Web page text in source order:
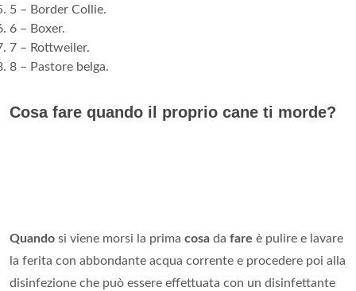
5 – Border Collie.
6 – Boxer.
7 – Rottweiler.
8 – Pastore belga.
Cosa fare quando il proprio cane ti morde?
Quando si viene morsi la prima cosa da fare è pulire e lavare
la ferita con abbondante acqua corrente e procedere poi alla
disinfezione che può essere effettuata con un disinfettante